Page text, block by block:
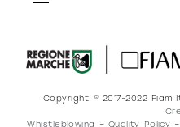
Copyright © 2017-2022
Whistleblowing
– Quality Policy –